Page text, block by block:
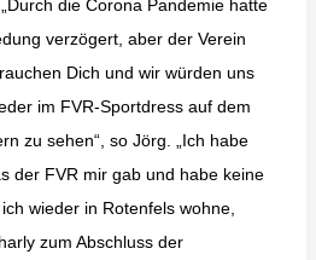
die Corona Pandemie hatte
verzögert, aber der Verein
Dich und wir würden uns
im FVR-Sportdress auf dem
zu sehen“, so Jörg. „Ich habe
der FVR mir gab und habe keine
wieder in Rotenfels wohne,
zum Abschluss der